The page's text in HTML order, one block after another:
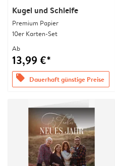
Kugel und Schleife
Premium Papier
10er Karten-Set
Ab
13,99 €*
offers Dauerhaft günstige Preise